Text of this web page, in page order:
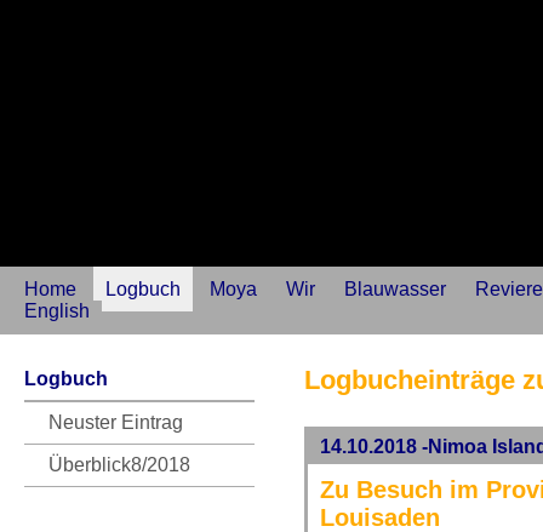
Home Logbuch Moya Wir Blauwasser
Reviere
English
Logbuch
Neuster Eintrag
Überblick8/2018
Logbucheinträge
14.10.2018 -Nimoa
Zu Besuch im
Louisaden